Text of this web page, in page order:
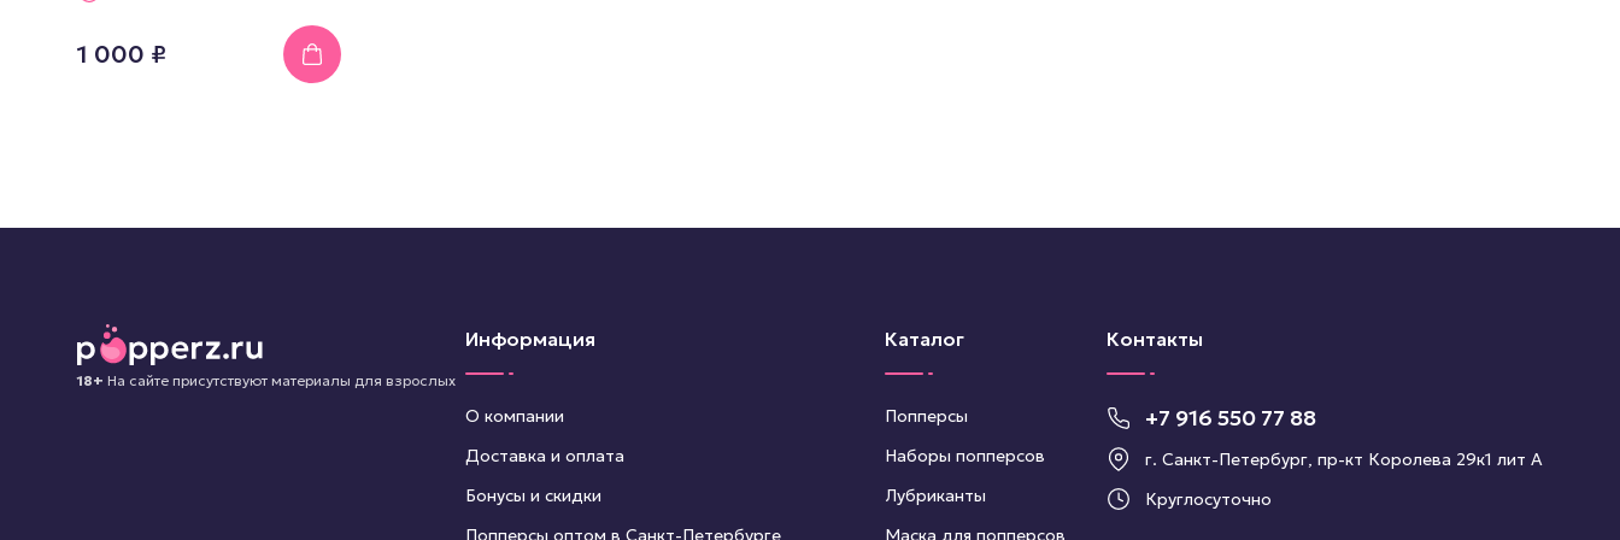
1 000 ₽
18+ На сайте присутствуют материалы для взрослых
Информация
О компании
Доставка и оплата
Бонусы и скидки
Попперсы оптом в Санкт-Петербурге
Каталог
Попперсы
Наборы попперсов
Лубриканты
Маска для попперсов
Контакты
+7 916 550 77 88
г. Санкт-Петербург, пр-кт Королева 29к1 лит А
Круглосуточно